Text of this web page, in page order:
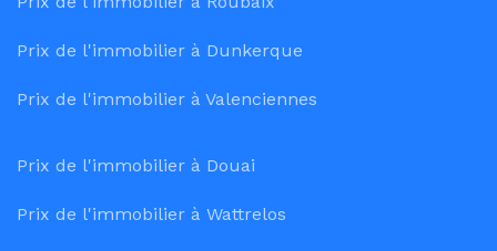
Prix de l'immobilier à Dunkerque
Prix de l'immobilier à Valenciennes
Prix de l'immobilier à Douai
Prix de l'immobilier à Wattrelos